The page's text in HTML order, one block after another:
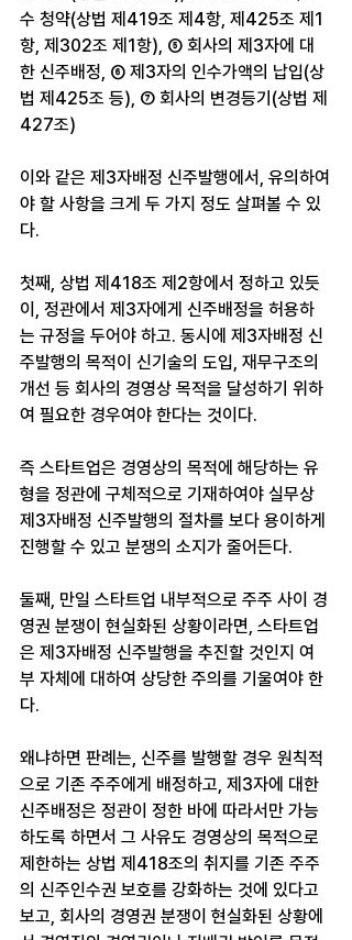
수 청약(상법 제419조 제4항, 제425조 제1
항, 제302조 제1항), ⑤ 회사의 제3자에 대
한 신주배정, ⑥ 제3자의 인수가액의 납입(상
법 제425조 등), ⑦ 회사의 변경등기(상법 제
427조)
이와 같은 제3자배정 신주발행에서, 유의하여
야 할 사항을 크게 두 가지 정도 살펴볼 수 있
다.
첫째, 상법 제418조 제2항에서 정하고 있듯
이, 정관에서 제3자에게 신주배정을 허용하
는 규정을 두어야 하고. 동시에 제3자배정 신
주발행의 목적이 신기술의 도입, 재무구조의
개선 등 회사의 경영상 목적을 달성하기 위하
여 필요한 경우여야 한다는 것이다.
즉 스타트업은 경영상의 목적에 해당하는 유
형을 정관에 구체적으로 기재하여야 실무상
제3자배정 신주발행의 절차를 보다 용이하게
진행할 수 있고 분쟁의 소지가 줄어든다.
둘째, 만일 스타트업 내부적으로 주주 사이 경
영권 분쟁이 현실화된 상황이라면, 스타트업
은 제3자배정 신주발행을 추진할 것인지 여
부 자체에 대하여 상당한 주의를 기울여야 한
다.
왜냐하면 판례는, 신주를 발행할 경우 원칙적
으로 기존 주주에게 배정하고, 제3자에 대한
신주배정은 정관이 정한 바에 따라서만 가능
하도록 하면서 그 사유도 경영상의 목적으로
제한하는 상법 제418조의 취지를 기존 주주
의 신주인수권 보호를 강화하는 것에 있다고
보고, 회사의 경영권 분쟁이 현실화된 상황에